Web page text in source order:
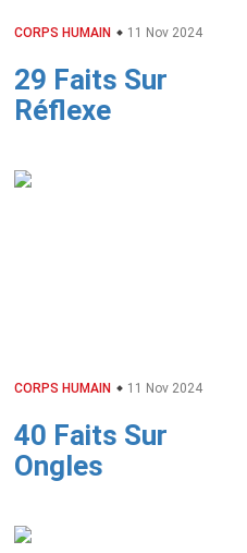
CORPS HUMAIN 11 Nov 2024
29 Faits Sur
Réflexe
CORPS HUMAIN 11 Nov 2024
40 Faits Sur
Ongles